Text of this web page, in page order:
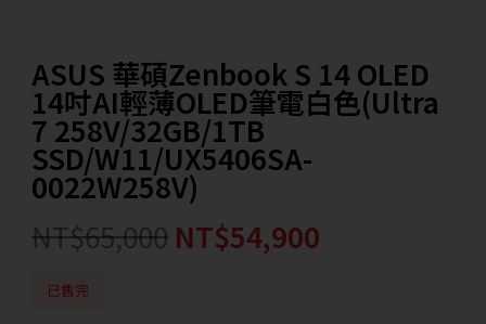
ASUS 華碩Zenbook S 14 OLED
14吋AI輕薄OLED筆電白色(Ultra
7 258V/32GB/1TB
SSD/W11/UX5406SA-
0022W258V)
NT$65,000 NT$54,900
已售完